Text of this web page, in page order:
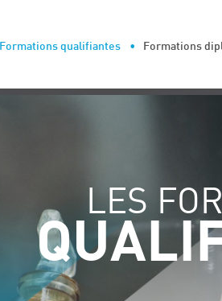
Formations qualifiantes Formations
LES